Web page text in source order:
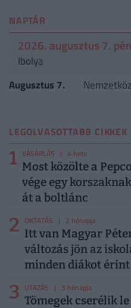
NAPTÁR
2026. augusztus 7.
Ibolya
Augusztus 7.
LEGOLVASOTTABB CIKKEK
1 VÁSÁRLÁS | 4 hete
Most közölte a
vége egy
át a boltlánc
2 OKTATÁS | 2 hónapja
Itt van Magyar
változás jön az
minden diákot érint
3 UTAZÁS | 3 hónapja
Tömegek cserélik